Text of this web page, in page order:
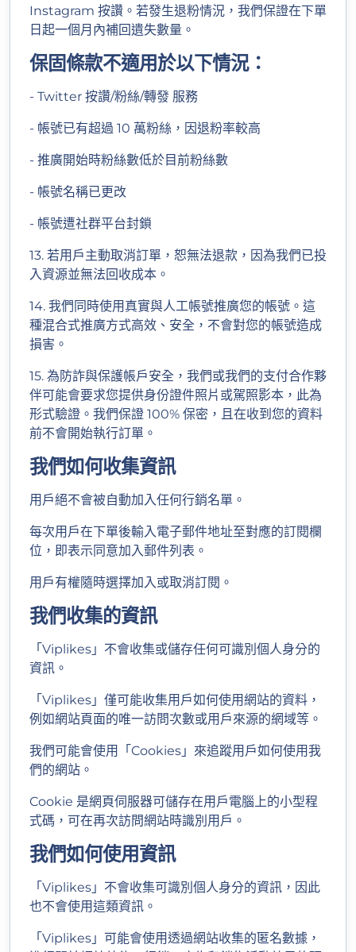
Instagram 按讚。若發生退粉情況，我們保證在下單
日起一個月內補回遺失數量。
保固條款不適用於以下情況：
- Twitter 按讚/粉絲/轉發 服務
- 帳號已有超過 10 萬粉絲，因退粉率較高
- 推廣開始時粉絲數低於目前粉絲數
- 帳號名稱已更改
- 帳號遭社群平台封鎖
13. 若用戶主動取消訂單，恕無法退款，因為我們已投
入資源並無法回收成本。
14. 我們同時使用真實與人工帳號推廣您的帳號。這
種混合式推廣方式高效、安全，不會對您的帳號造成
損害。
15. 為防詐與保護帳戶安全，我們或我們的支付合作夥
伴可能會要求您提供身份證件照片或駕照影本，此為
形式驗證。我們保證 100% 保密，且在收到您的資料
前不會開始執行訂單。
我們如何收集資訊
用戶絕不會被自動加入任何行銷名單。
每次用戶在下單後輸入電子郵件地址至對應的訂閱欄
位，即表示同意加入郵件列表。
用戶有權隨時選擇加入或取消訂閱。
我們收集的資訊
「Viplikes」不會收集或儲存任何可識別個人身分的
資訊。
「Viplikes」僅可能收集用戶如何使用網站的資料，
例如網站頁面的唯一訪問次數或用戶來源的網域等。
我們可能會使用「Cookies」來追蹤用戶如何使用我
們的網站。
Cookie 是網頁伺服器可儲存在用戶電腦上的小型程
式碼，可在再次訪問網站時識別用戶。
我們如何使用資訊
「Viplikes」不會收集可識別個人身分的資訊，因此
也不會使用這類資訊。
「Viplikes」可能會使用透過網站收集的匿名數據，